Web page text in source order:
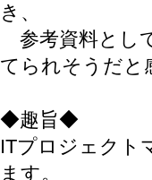
き、
参考資料とし
てられそうだと
◆趣旨◆
ITプロジェクト
ます。